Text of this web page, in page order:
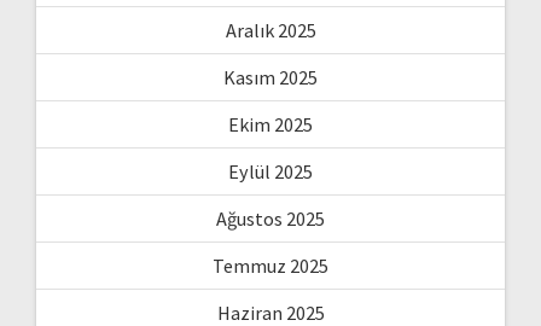
Aralık 2025
Kasım 2025
Ekim 2025
Eylül 2025
Ağustos 2025
Temmuz 2025
Haziran 2025